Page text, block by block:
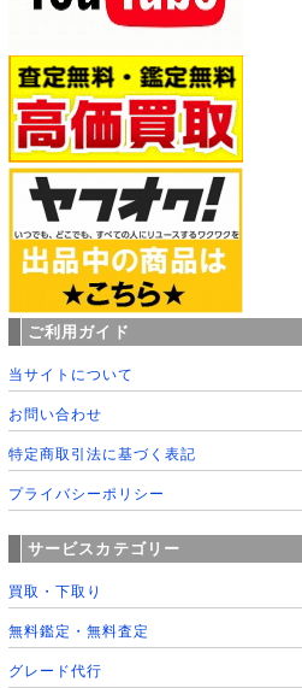
ご利用ガイド
当サイトについて
お問い合わせ
特定商取引法に基づく表記
プライバシーポリシー
サービスカテゴリー
買取・下取り
無料鑑定・無料査定
グレード代行